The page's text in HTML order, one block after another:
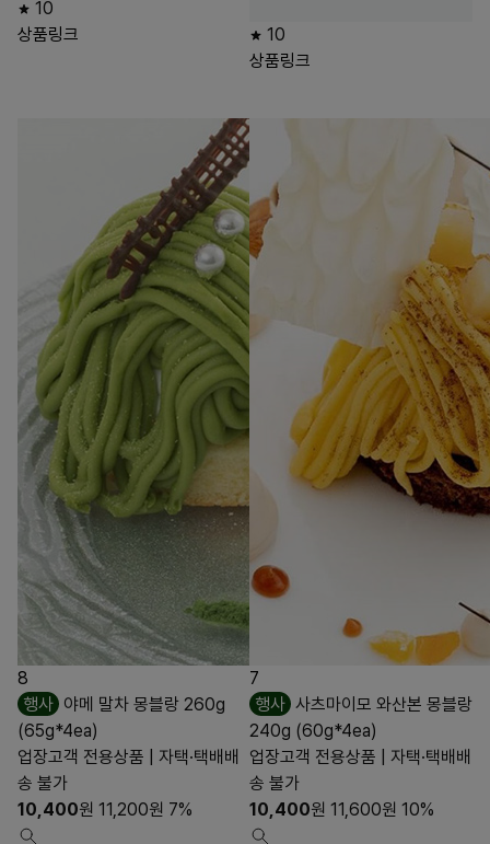
10
상품링크
10
상품링크
8
행사 야메 말차 몽블랑 260g
(65g*4ea)
업장고객 전용상품 | 자택·택배배
송 불가
10,400원 11,200원 7%
7
행사 사츠마이모 와산본 몽블랑
240g (60g*4ea)
업장고객 전용상품 | 자택·택배배
송 불가
10,400원 11,600원 10%